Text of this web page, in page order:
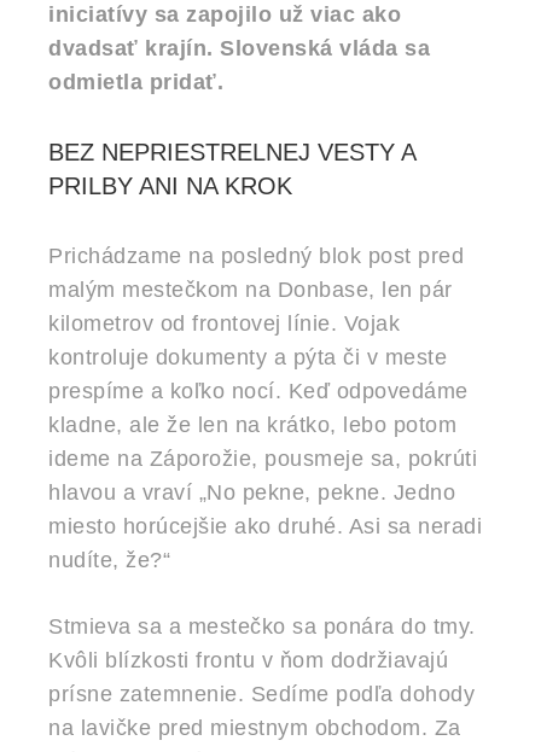
iniciatívy sa zapojilo už viac ako
dvadsať krajín. Slovenská vláda sa
odmietla pridať.
BEZ NEPRIESTRELNEJ VESTY A
PRILBY ANI NA KROK
Prichádzame na posledný blok post pred
malým mestečkom na Donbase, len pár
kilometrov od frontovej línie. Vojak
kontroluje dokumenty a pýta či v meste
prespíme a koľko nocí. Keď odpovedáme
kladne, ale že len na krátko, lebo potom
ideme na Záporožie, pousmeje sa, pokrúti
hlavou a vraví „No pekne, pekne. Jedno
miesto horúcejšie ako druhé. Asi sa neradi
nudíte, že?“
Stmieva sa a mestečko sa ponára do tmy.
Kvôli blízkosti frontu v ňom dodržiavajú
prísne zatemnenie. Sedíme podľa dohody
na lavičke pred miestnym obchodom. Za